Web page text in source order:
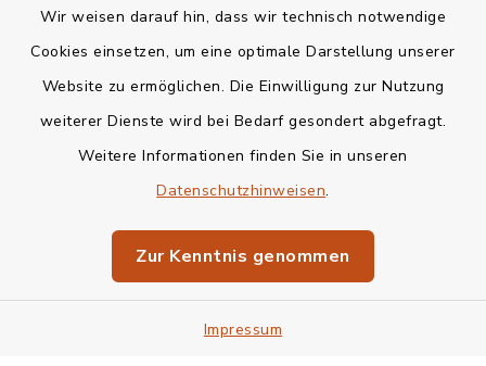
Wir weisen darauf hin, dass wir technisch notwendige
Cookies einsetzen, um eine optimale Darstellung unserer
Website zu ermöglichen. Die Einwilligung zur Nutzung
weiterer Dienste wird bei Bedarf gesondert abgefragt.
Weitere Informationen finden Sie in unseren
Datenschutzhinweisen.
Zur Kenntnis genommen
Impressum
Kontakt
Barrierefreiheit
Impressum
Sitemap